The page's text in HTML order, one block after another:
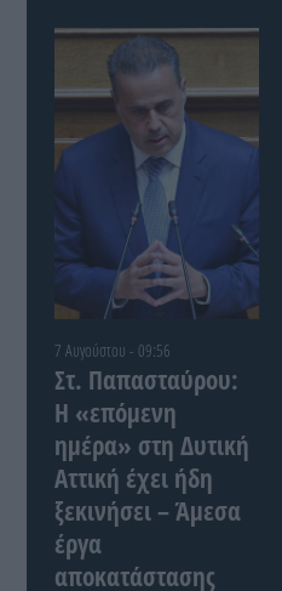
7 Αυγούστου - 09:56
Στ. Παπασταύρου:
Η «επόμενη
ημέρα» στη Δυτική
Αττική έχει ήδη
ξεκινήσει – Άμεσα
έργα
αποκατάστασης